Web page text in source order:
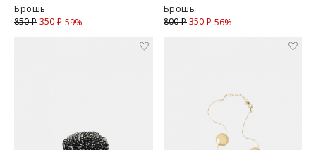
Брошь
850i 350 iСкидка
-59%
Брошь
800i 350 iСкидка
-56%